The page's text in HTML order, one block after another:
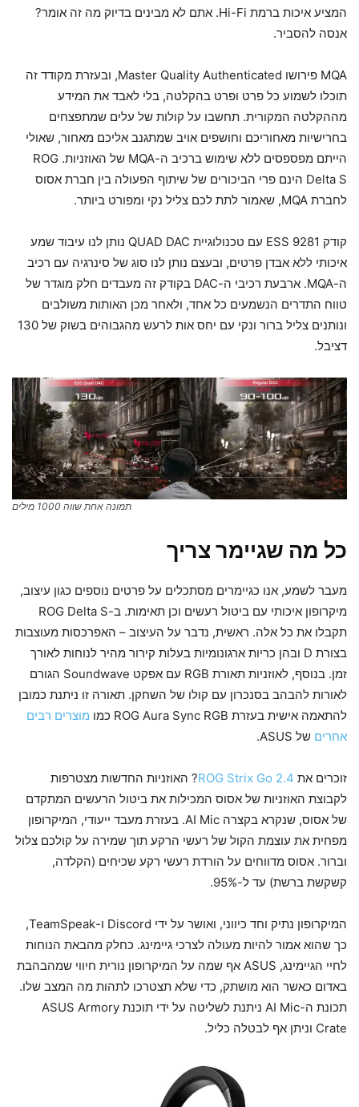
המציע איכות ברמת Hi-Fi. אתם לא מבינים בדיוק מה זה אומר?
אנסה להסביר.
MQA פירושו Master Quality Authenticated, ובעזרת מקודד זה
תוכלו לשמוע כל פרט ופרט בהקלטה, בלי לאבד את המידע
מההקלטה המקורית. תחשבו על קולות של עלים שמתפצחים
בחרישיות מאחוריכם וחושפים אויב שמתגנב אליכם מאחור, שאולי
הייתם מפספסים ללא שימוש ברכיב ה-MQA של האוזניות. ROG
Delta S הינם פרי הביכורים של שיתוף הפעולה בין חברת אסוס
לחברת MQA, שאמור לתת לכם צליל נקי ומפורט ביותר.
קודק ESS 9281 עם טכנולוגיית QUAD DAC נותן לנו עיבוד שמע
איכותי ללא אבדן פרטים, ובעצם נותן לנו סוג של סינרגיה עם רכיב
ה-MQA. ארבעת רכיבי ה-DAC בקודק זה מעבדים חלק מוגדר של
טווח התדרים הנשמעים כל אחד, ולאחר מכן האותות משולבים
ונותנים צליל ברור ונקי עם יחס אות לרעש מהגבוהים בשוק של 130
דציבל.
תמונה אחת שווה 1000 מילים
כל מה שגיימר צריך
מעבר לשמע, אנו כגיימרים מסתכלים על פרטים נוספים כגון עיצוב,
מיקרופון איכותי עם ביטול רעשים וכן תאימות. ב-ROG Delta S
תקבלו את כל אלה. ראשית, נדבר על העיצוב – האפרכסות מעוצבות
בצורת D ובהן כריות ארגונומיות בעלות קירור מהיר לנוחות לאורך
זמן. בנוסף, לאוזניות תאורת RGB עם אפקט Soundwave הגורם
לאורות להבהב בסנכרון עם קולו של השחקן. תאורה זו ניתנת כמובן
להתאמה אישית בעזרת ROG Aura Sync RGB כמו
מוצרים רבים
אחרים של ASUS.
זוכרים את ROG Strix Go 2.4? האוזניות החדשות מצטרפות
לקבוצת האוזניות של אסוס המכילות את ביטול הרעשים המתקדם
של אסוס, שנקרא בקצרה AI Mic. בעזרת מעבד ייעודי, המיקרופון
מפחית את עוצמת הקול של רעשי הרקע תוך שמירה על קולכם צלול
וברור. אסוס מדווחים על הורדת רעשי רקע שכיחים (הקלדה,
קשקשת ברשת) עד ל-95%.
המיקרופון נתיק וחד כיווני, ואושר על ידי Discord ו-TeamSpeak,
כך שהוא אמור להיות מעולה לצרכי גיימינג. כחלק מהבאת הנוחות
לחיי הגיימינג, ASUS אף שמה על המיקרופון נורית חיווי שמהבהבת
באדום כאשר הוא מושתק, כדי שלא תצטרכו לתהות מה המצב שלו.
תכונת ה-AI Mic ניתנת לשליטה על ידי תוכנת ASUS Armory
Crate וניתן אף לבטלה כליל.